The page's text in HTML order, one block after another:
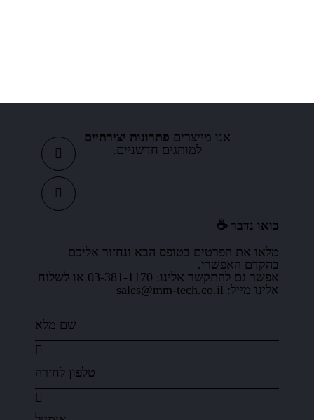
אנו מייצרים פתרונות יצירתיים
למותגים חדשניים.
בואו נדבר ☕️
מלאו את הפרטים בטופס הבא ונחזור אליכם
בהקדם האפשרי.
אפשר גם להתקשר אלינו: 03-381-1170 או לשלוח
אלינו מייל: sales@mm-tech.co.il